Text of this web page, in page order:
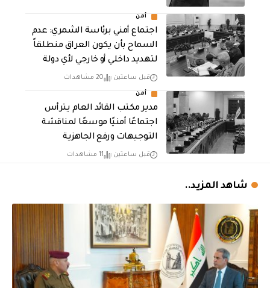
أمن
اجتماع أمني برئاسة الشمري: عدم
السماح بأن يكون العراق منطلقاً
لتهديد داخلي أو خارجي لأي دولة
قبل ساعتين 20 مشاهدات
أمن
مدير مكتب القائد العام يترأس
اجتماعًا أمنيًا موسعًا لمناقشة
التوجيهات ورفع الجاهزية
قبل ساعتين 11 مشاهدات
شاهد المزيد..